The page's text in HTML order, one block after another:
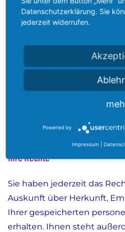
Aufbewahrungsfristen –
Betreibern der sozialen
Zwecken gespeichert
Einfluss. Für Einzelheiten
bitte direkt bei den
Netzwerke (z. B. in deren
siehe unten).
Ihre Rechte
Sie haben jederzeit das
Auskunft über Herkunft,
Ihrer gespeicherten
erhalten. Ihnen steht
Datenschutzerklärung. Sie
jederzeit widerrufen.
Powered by
Impressum